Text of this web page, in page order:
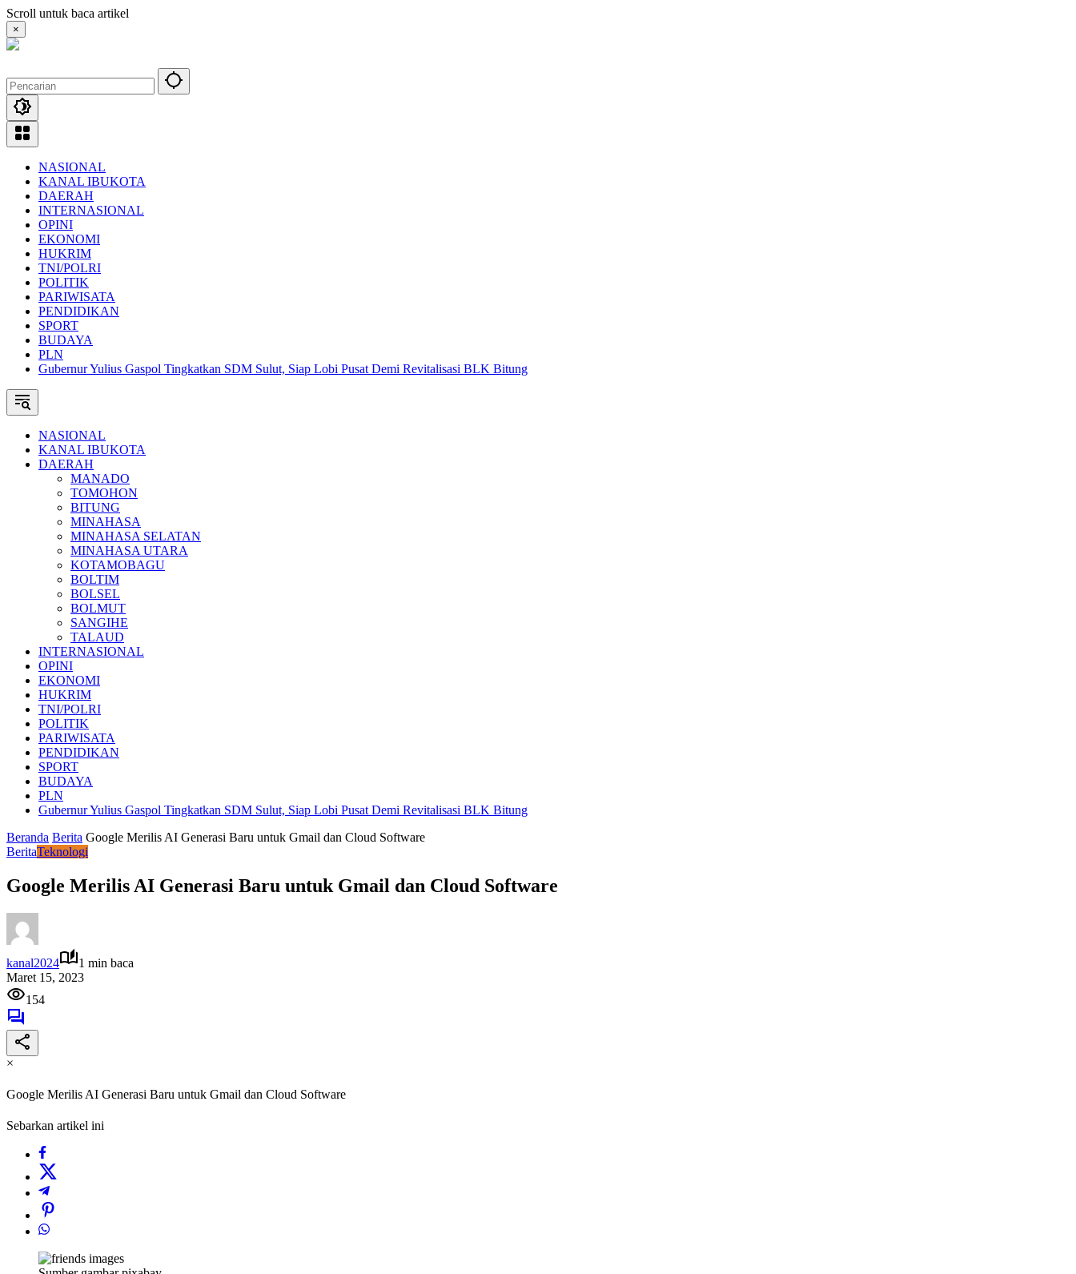
Langsung
ke
konten
Scroll untuk baca artikel
×
NASIONAL
KANAL IBUKOTA
DAERAH
INTERNASIONAL
OPINI
EKONOMI
HUKRIM
TNI/POLRI
POLITIK
PARIWISATA
PENDIDIKAN
SPORT
BUDAYA
PLN
Gubernur Yulius Gaspol Tingkatkan SDM Sulut, Siap Lobi Pusat Demi Revitalisasi BLK Bitung
NASIONAL
KANAL IBUKOTA
DAERAH
MANADO
TOMOHON
BITUNG
MINAHASA
MINAHASA SELATAN
MINAHASA UTARA
KOTAMOBAGU
BOLTIM
BOLSEL
BOLMUT
SANGIHE
TALAUD
INTERNASIONAL
OPINI
EKONOMI
HUKRIM
TNI/POLRI
POLITIK
PARIWISATA
PENDIDIKAN
SPORT
BUDAYA
PLN
Gubernur Yulius Gaspol Tingkatkan SDM Sulut, Siap Lobi Pusat Demi Revitalisasi BLK Bitung
Beranda Berita Google Merilis AI Generasi Baru untuk Gmail dan Cloud Software
BeritaTeknologi
Google Merilis AI Generasi Baru untuk Gmail dan Cloud Software
kanal2024
1 min baca
Maret 15, 2023
154
×
Google Merilis AI Generasi Baru untuk Gmail dan Cloud Software
Sebarkan artikel ini